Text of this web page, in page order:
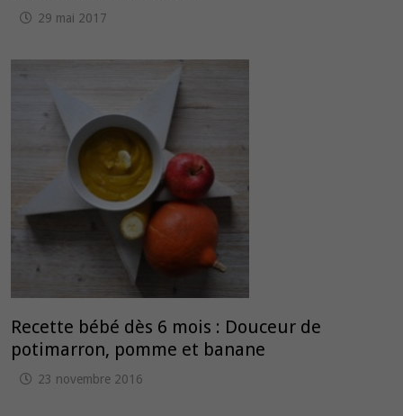
29 mai 2017
Recette bébé dès 6 mois : Douceur de
potimarron, pomme et banane
23 novembre 2016